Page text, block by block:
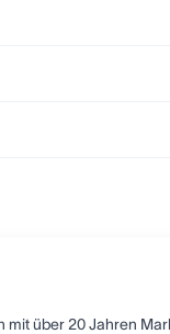
über 20 Jahren